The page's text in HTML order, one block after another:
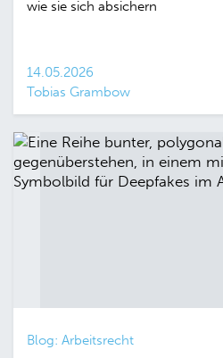
wie sie sich absichern
14.05.2026
Tobias Grambow
Blog: Arbeitsrecht